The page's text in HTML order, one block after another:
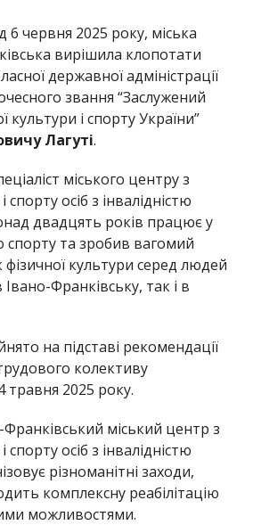
червня 2025 року, міська
вирішила клопотати
державної адміністрації
звання “Заслужений
культури і спорту України”
Лагуті.
міського центру з
спорту осіб з інвалідністю
двадцять років працює у
спорту та зробив вагомий
культури серед людей
Івано-Франківську, так і в
на підставі рекомендації
колективу
травня 2025 року.
міський центр з
спорту осіб з інвалідністю
різноманітні заходи,
комплексну реабілітацію
можливостями.